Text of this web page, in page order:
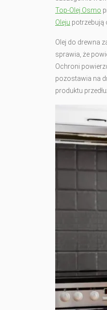
Top-Olej Osmo
Oleju potrzebują
Olej do drewna
sprawia, że
Ochroni
pozostawia na
produktu